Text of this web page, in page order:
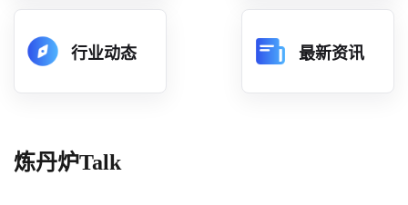
分析
数据中心
行业动态 最新资讯
炼丹炉Talk